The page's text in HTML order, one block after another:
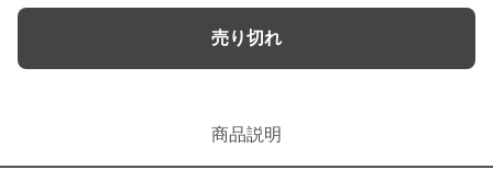
売り切れ
商品説明